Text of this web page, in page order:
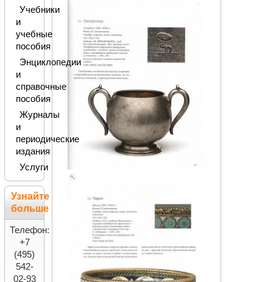
Учебники
и
учебные
пособия
Энциклопедии
и
справочные
пособия
Журналы
и
периодические
издания
Услуги
Узнайте
больше
Телефон:
+7
(495)
542-
02-93